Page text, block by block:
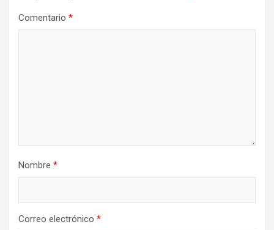
Comentario *
Nombre *
Correo electrónico *